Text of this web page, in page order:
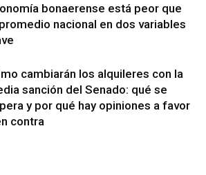
bonaerense está peor que
nacional en dos variables
cambiarán los alquileres con la
sanción del Senado: qué se
y por qué hay opiniones a favor
contra